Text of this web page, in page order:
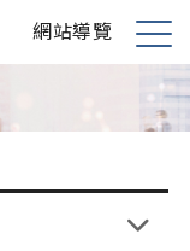
網站導覽
展
選
單